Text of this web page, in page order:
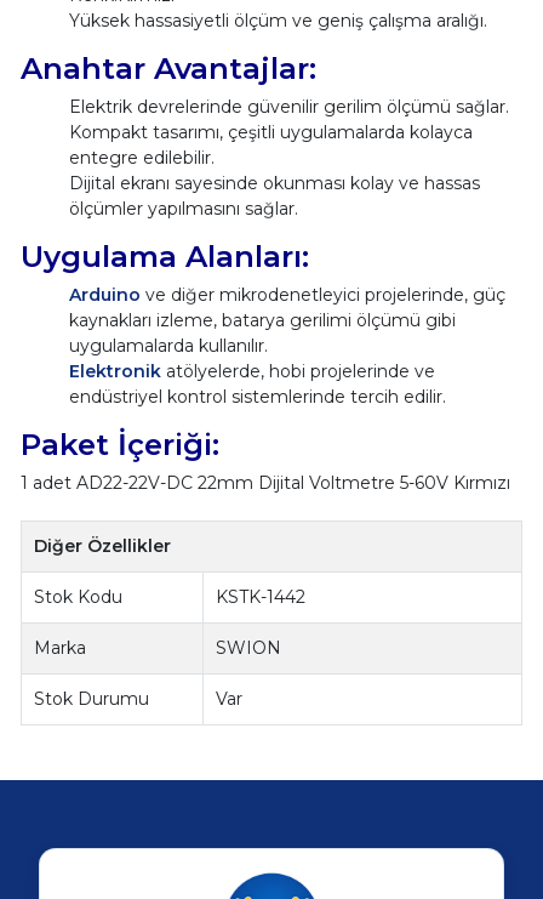
Yüksek hassasiyetli ölçüm ve geniş çalışma aralığı.
Anahtar Avantajlar:
Elektrik devrelerinde güvenilir gerilim ölçümü sağlar.
Kompakt tasarımı, çeşitli uygulamalarda kolayca
entegre edilebilir.
Dijital ekranı sayesinde okunması kolay ve hassas
ölçümler yapılmasını sağlar.
Uygulama Alanları:
Arduino ve diğer mikrodenetleyici projelerinde, güç
kaynakları izleme, batarya gerilimi ölçümü gibi
uygulamalarda kullanılır.
Elektronik atölyelerde, hobi projelerinde ve
endüstriyel kontrol sistemlerinde tercih edilir.
Paket İçeriği:
1 adet AD22-22V-DC 22mm Dijital Voltmetre 5-60V Kırmızı
Diğer Özellikler
Stok Kodu KSTK-1442
Marka SWION
Stok Durumu Var